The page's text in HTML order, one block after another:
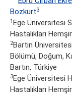
Bozkurt3
1Ege Üniversitesi
Hastalıkları
2Bartın
Bölümü, Doğum,
Bartın, Türkiye
3Ege Üniversitesi
Hastalıkları